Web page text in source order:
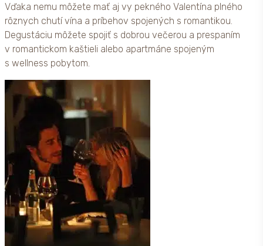
Vďaka nemu môžete mať aj vy pekného Valentína plného
rôznych chutí vína a príbehov spojených s romantikou.
Degustáciu môžete spojiť s dobrou večerou a prespaním
v romantickom kaštieli alebo apartmáne spojeným
s wellness pobytom.